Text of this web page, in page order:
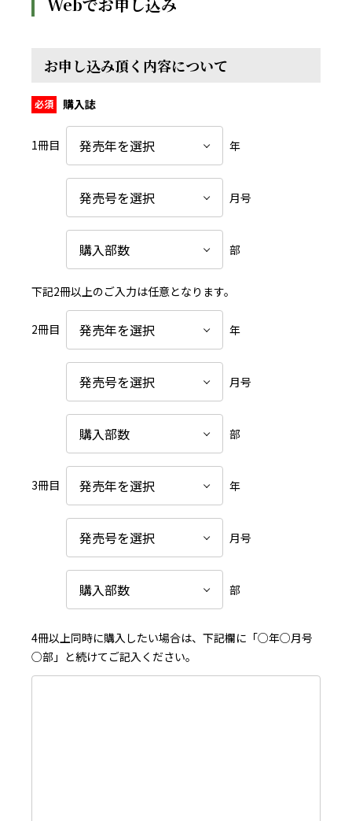
お申し込み頂く内容について
購入誌
1冊目 年
月号
部
下記2冊以上のご入力は任意となります。
2冊目 年
月号
部
3冊目 年
月号
部
4冊以上同時に購入したい場合は、下記欄に「○年○月号
○部」と続けてご記入ください。